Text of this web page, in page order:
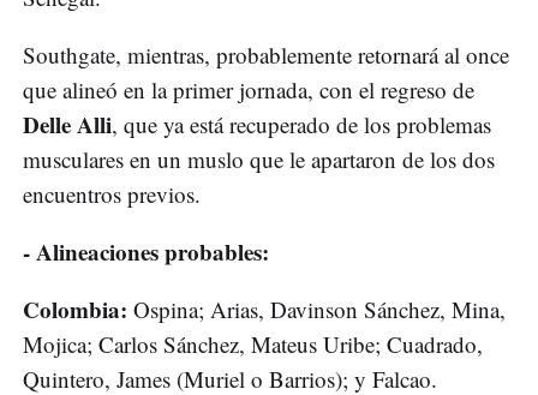
Southgate, mientras, probablemente retornará al once
que alineó en la primer jornada, con el regreso de
Delle Alli, que ya está recuperado de los problemas
musculares en un muslo que le apartaron de los dos
encuentros previos.
- Alineaciones probables:
Colombia: Ospina; Arias, Davinson Sánchez, Mina,
Mojica; Carlos Sánchez, Mateus Uribe; Cuadrado,
Quintero, James (Muriel o Barrios); y Falcao.